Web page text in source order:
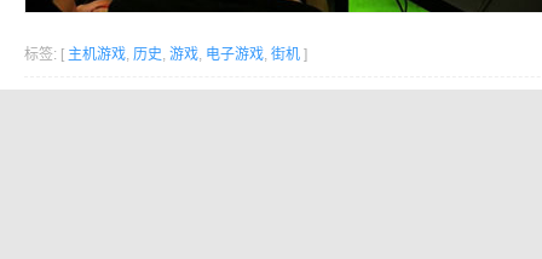
标签: [ 主机游戏, 历史, 游戏, 电子游戏, 街机 ]